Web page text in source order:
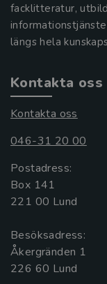
facklitteratur,
längs hela
Kontakta oss
Kontakta oss
046-31 20 00
Postadress:
Box 141
221 00 Lund
Besöksadress:
Åkergränden 1